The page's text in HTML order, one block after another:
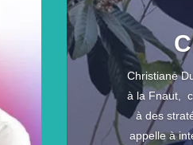
Christiane
à la Fnaut,
à des
appelle à